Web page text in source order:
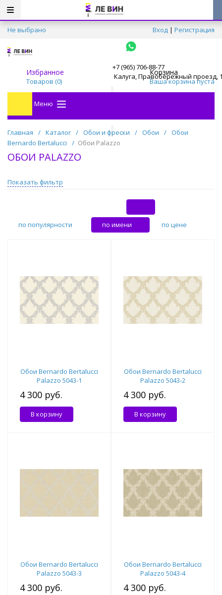
Не выбрано Вход | Регистрация
+7 (965) 706-88-77
Калуга, Правобережный проезд,
Избранное
Товаров (0)
Корзина
Ваша корзина пуста
Меню
Главная / Каталог / Обои и фрески / Обои / Обои
Bernardo Bertalucci
/ Обои Palazzo
ОБОИ PALAZZO
Показать фильтр
по популярности по имени по цене
Обои Bernardo Bertalucci
Palazzo 5043-1
4 300 руб.
В корзину
Обои Bernardo Bertalucci
Palazzo 5043-2
4 300 руб.
В корзину
Обои Bernardo Bertalucci
Palazzo 5043-3
4 300 руб.
Обои Bernardo Bertalucci
Palazzo 5043-4
4 300 руб.